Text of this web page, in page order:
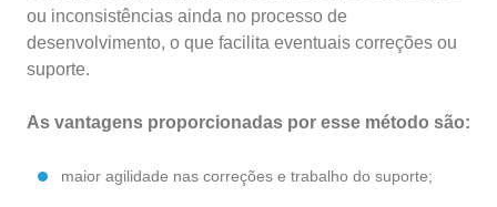
ou inconsistências ainda no processo de
desenvolvimento, o que facilita eventuais correções ou
suporte.
As vantagens proporcionadas por esse método são:
maior agilidade nas correções e trabalho do suporte;